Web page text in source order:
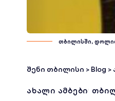
თბილისში,
შენი თბილისი > Blog >
ᲐᲮᲐᲚᲘ ᲐᲛᲑᲔᲑᲘ